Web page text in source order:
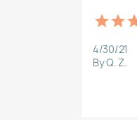
4/30/21
By Q. Z.